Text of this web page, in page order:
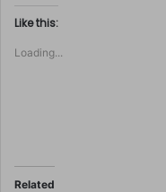
k
t
o
h
b
o
Like this:
Loading...
Related